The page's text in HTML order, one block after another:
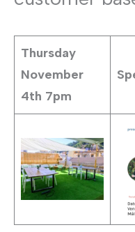
Thursday
November
4th 7pm